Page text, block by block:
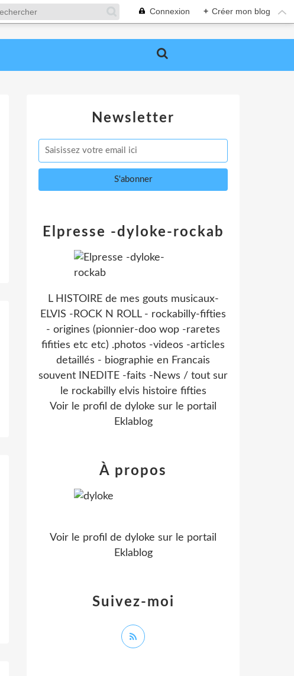
Connexion + Créer mon blog
Newsletter
Elpresse -dyloke-rockab
L HISTOIRE de mes gouts musicaux-
ELVIS -ROCK N ROLL - rockabilly-fifties
- origines (pionnier-doo wop -raretes
fifities etc etc) .photos -videos -articles
detaillés - biographie en Francais
souvent INEDITE -faits -News / tout sur
le rockabilly elvis histoire fifties
Voir le profil de dyloke sur le portail
Eklablog
Suivez-moi
À propos
Voir le profil de dyloke sur le portail
Eklablog